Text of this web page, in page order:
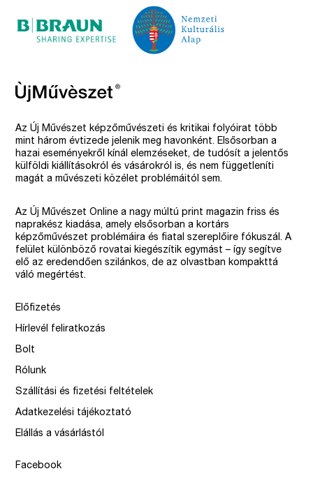
Az Új Művészet képzőművészeti és kritikai folyóirat több
mint három évtizede jelenik meg havonként. Elsősorban a
hazai eseményekről kínál elemzéseket, de tudósít a jelentős
külföldi kiállításokról és vásárokról is, és nem függetleníti
magát a művészeti közélet problémáitól sem.
Az Új Művészet Online a nagy múltú print magazin friss és
naprakész kiadása, amely elsősorban a kortárs
képzőművészet problémáira és fiatal szereplőire fókuszál. A
felület különböző rovatai kiegészítik egymást – így segítve
elő az eredendően szilánkos, de az olvastban kompakttá
váló megértést.
Előfizetés
Hírlevél feliratkozás
Bolt
Rólunk
Szállítási és fizetési feltételek
Adatkezelési tájékoztató
Elállás a vásárlástól
Facebook